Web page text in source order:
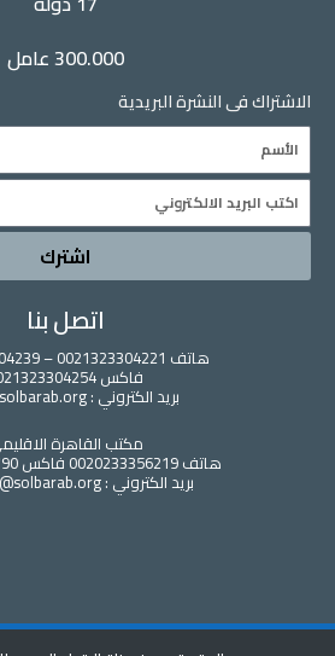
300.000 عامل
الاشتراك فى النشرة البريدية
Name
Email
اشترك
اتصل بنا
هاتف 0021323304221 – 00221323304239
فاكس 0021323304254
بريد الكتروني : relex@solbarab.org
مكتب القاهرة
هاتف 0020233356219 فاكس 0020233374790
بريد الكتروني : aisucairo@solbarab.org